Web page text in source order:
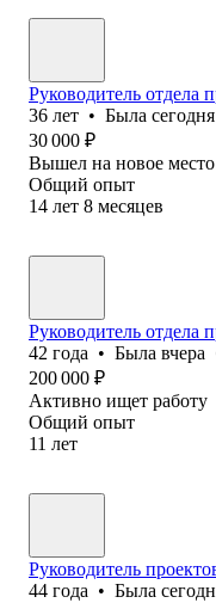
Руководитель отдела
36 лет • Была сегодня
30 000 ₽
Вышел на новое место
Общий опыт
14 лет 8 месяцев
Руководитель отдела
42 года • Была вчера
200 000 ₽
Активно ищет работу
Общий опыт
11 лет
Руководитель
44 года • Была